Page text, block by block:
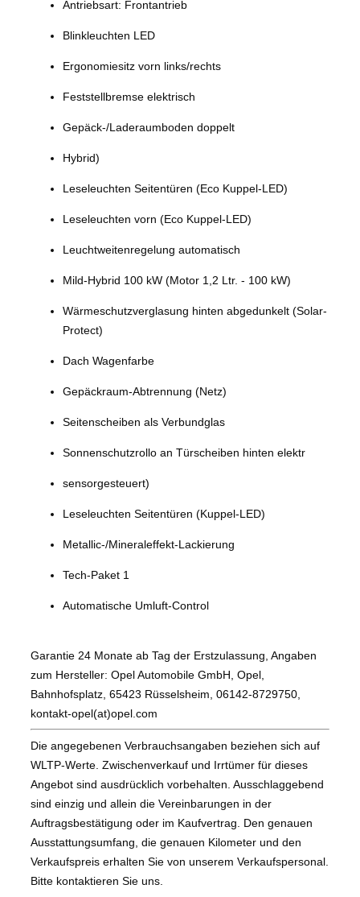
Antriebsart: Frontantrieb
Blinkleuchten LED
Ergonomiesitz vorn links/rechts
Feststellbremse elektrisch
Gepäck-/Laderaumboden doppelt
Hybrid)
Leseleuchten Seitentüren (Eco Kuppel-LED)
Leseleuchten vorn (Eco Kuppel-LED)
Leuchtweitenregelung automatisch
Mild-Hybrid 100 kW (Motor 1,2 Ltr. - 100 kW)
Wärmeschutzverglasung hinten abgedunkelt (Solar-
Protect)
Dach Wagenfarbe
Gepäckraum-Abtrennung (Netz)
Seitenscheiben als Verbundglas
Sonnenschutzrollo an Türscheiben hinten elektr
sensorgesteuert)
Leseleuchten Seitentüren (Kuppel-LED)
Metallic-/Mineraleffekt-Lackierung
Tech-Paket 1
Automatische Umluft-Control
Garantie 24 Monate ab Tag der Erstzulassung, Angaben
zum Hersteller: Opel Automobile GmbH, Opel,
Bahnhofsplatz, 65423 Rüsselsheim, 06142-8729750,
kontakt-opel(at)opel.com
Die angegebenen Verbrauchsangaben beziehen sich auf
WLTP-Werte. Zwischenverkauf und Irrtümer für dieses
Angebot sind ausdrücklich vorbehalten. Ausschlaggebend
sind einzig und allein die Vereinbarungen in der
Auftragsbestätigung oder im Kaufvertrag. Den genauen
Ausstattungsumfang, die genauen Kilometer und den
Verkaufspreis erhalten Sie von unserem Verkaufspersonal.
Bitte kontaktieren Sie uns.